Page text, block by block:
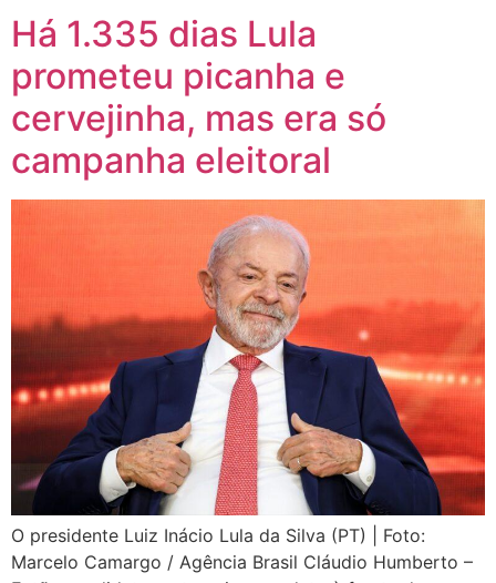
Há 1.335 dias Lula
prometeu picanha e
cervejinha, mas era só
campanha eleitoral
O presidente Luiz Inácio Lula da Silva (PT) | Foto:
Marcelo Camargo / Agência Brasil Cláudio Humberto –